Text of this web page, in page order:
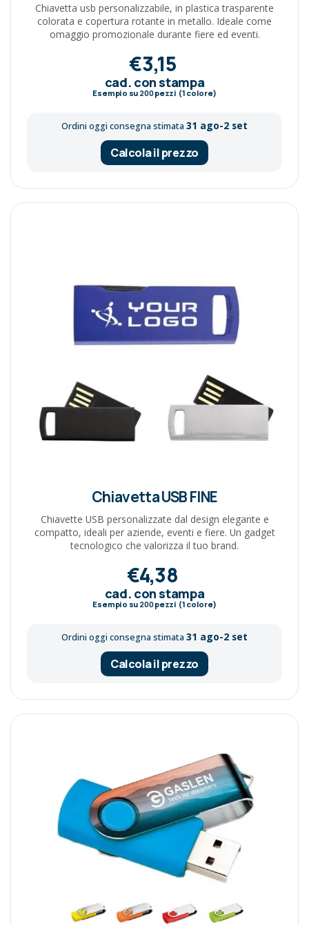
Chiavetta usb personalizzabile, in plastica trasparente
colorata e copertura rotante in metallo. Ideale come
omaggio promozionale durante fiere ed eventi.
€3,15
cad. con stampa
Esempio su 200pezzi (1 colore)
Ordini oggi consegna stimata 31 ago-2 set
Calcola il prezzo
Chiavetta USB FINE
Chiavette USB personalizzate dal design elegante e
compatto, ideali per aziende, eventi e fiere. Un gadget
tecnologico che valorizza il tuo brand.
€4,38
cad. con stampa
Esempio su 200pezzi (1 colore)
Ordini oggi consegna stimata 31 ago-2 set
Calcola il prezzo